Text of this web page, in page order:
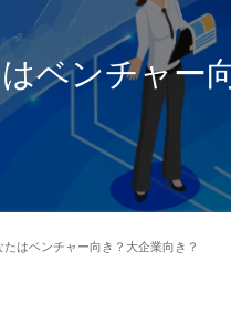
ベンチャー
はベンチャー向き？大企業向き？